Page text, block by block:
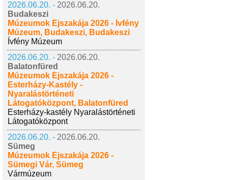
2026.06.20. - 2026.06.20.
Budakeszi
Múzeumok Éjszakája 2026 - Ívfény
Múzeum, Budakeszi, Budakeszi
Ívfény Múzeum
2026.06.20. - 2026.06.20.
Balatonfüred
Múzeumok Éjszakája 2026 -
Esterházy-Kastély -
Nyaralástörténeti
Látogatóközpont, Balatonfüred
Esterházy-kastély Nyaralástörténeti
Látogatóközpont
2026.06.20. - 2026.06.20.
Sümeg
Múzeumok Éjszakája 2026 -
Sümegi Vár, Sümeg
Vármúzeum